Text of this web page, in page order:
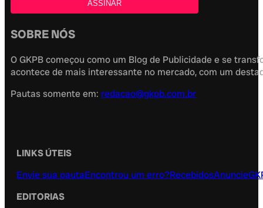
SOBRE NÓS
O GKPB começou como um Blog de Publicidade e se
acontece de mais interessante no mercado, com um
Pautas somente em: redacao@gkpb.com.br
LINKS ÚTEIS
Envie sua pautaEncontrou um erro?RecebidosAnuncie
EDITORIAS